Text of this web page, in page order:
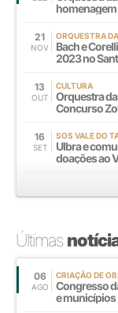
21
NOV
ORQUESTRA
Bach e
2023 no
13
OUT
CULTURA
Orquestra
Concurso
16
SET
SOS VALE DO
Ulbra e
doações ao
Últimas
06
AGO
CRIAÇÃO DE
Congresso
e municípios